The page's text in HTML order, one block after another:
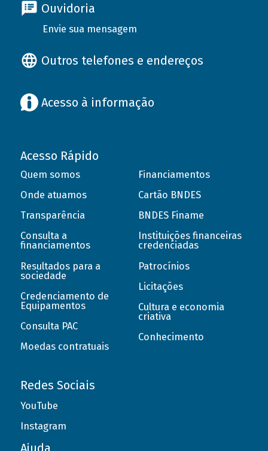
Ouvidoria
Envie sua mensagem
Outros telefones e endereços
Acesso à informação
Acesso Rápido
Quem somos
Onde atuamos
Transparência
Consulta a
financiamentos
Resultados para a
sociedade
Credenciamento de
Equipamentos
Consulta PAC
Moedas contratuais
Financiamentos
Cartão BNDES
BNDES Finame
Instituições financeiras
credenciadas
Patrocínios
Licitações
Cultura e economia
criativa
Conhecimento
Redes Sociais
YouTube
Instagram
Ajuda